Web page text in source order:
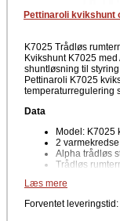
Pettinaroli kvikshunt
K7025 Trådløs
Kvikshunt K7025
shuntløsning til
Pettinaroli K7025
temperaturregulering
Data
Model: K7025
2
Alpha trådløs
Trådløs
eksisterende
Læs mere
Forventet